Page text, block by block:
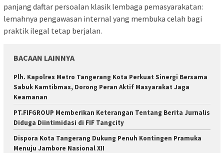
panjang daftar persoalan klasik lembaga pemasyarakatan:
lemahnya pengawasan internal yang membuka celah bagi
praktik ilegal tetap berjalan.
BACAAN LAINNYA
Plh. Kapolres Metro Tangerang Kota Perkuat Sinergi Bersama
Sabuk Kamtibmas, Dorong Peran Aktif Masyarakat Jaga
Keamanan
PT.FIFGROUP Memberikan Keterangan Tentang Berita Jurnalis
Diduga Diintimidasi di FIF Tangcity
Dispora Kota Tangerang Dukung Penuh Kontingen Pramuka
Menuju Jambore Nasional XII